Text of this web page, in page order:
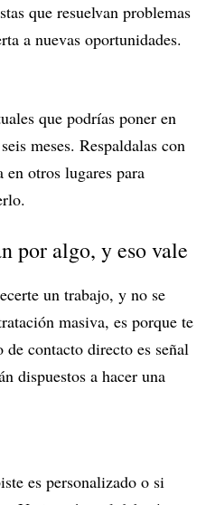
que resuelvan problemas
a nuevas oportunidades.
que podrías poner en
meses. Respaldalas con
en otros lugares para
por algo, y eso vale
un trabajo, y no se
masiva, es porque te
contacto directo es señal
dispuestos a hacer una
es personalizado o si